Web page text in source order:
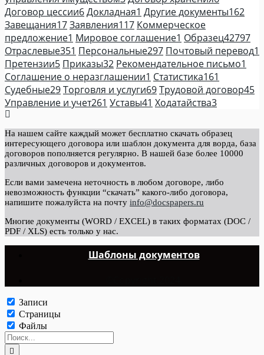
Договор цессии6Докладная1 Другие документы162
Завещания17Заявления117 Коммерческое
предложение1 Мировое соглашение1 Образец42797
Отраслевые351 Персональные297 Почтовый перевод1
Претензии5 Приказы32 Рекомендательное письмо1
Соглашение о неразглашении1 Статистика161
Судебные29Торговля и услуги69Трудовой договор45
Управление и учет261 Уставы41 Ходатайства3
На нашем сайте каждый может бесплатно скачать образец
интересующего договора или шаблон документа для ворда, база
договоров пополняется регулярно. В нашей базе более 10000
различных договоров и документов.
Если вами замечена неточность в любом договоре, либо
невозможность функции “скачать” какого-либо договора,
напишите пожалуйста на почту info@docspapers.ru
Многие документы (WORD / EXCEL) в таких форматах (DOC /
PDF / XLS) есть только у нас.
Шаблоны документов
Записи
Страницы
Файлы